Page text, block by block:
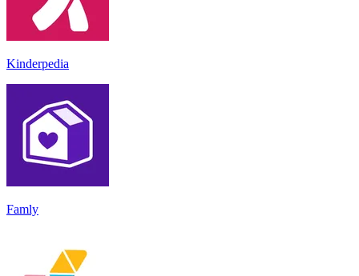
Kinderpedia
Famly